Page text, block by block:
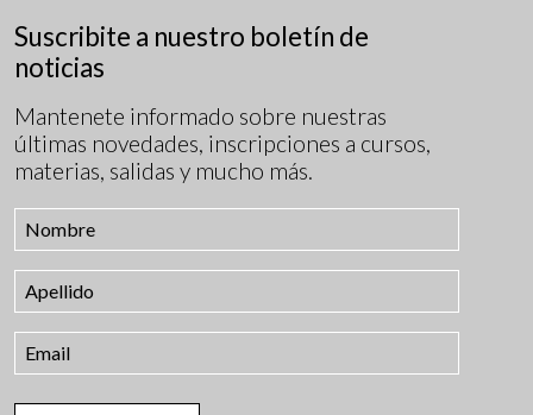
Suscribite a nuestro boletín de
noticias
Mantenete informado sobre nuestras
últimas novedades, inscripciones a cursos,
materias, salidas y mucho más.